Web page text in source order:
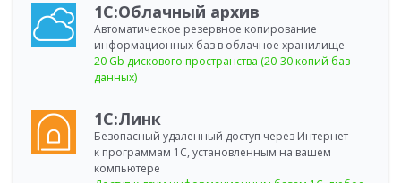
1С:Облачный архив
Автоматическое резервное копирование
информационных баз в облачное хранилище
20 Gb дискового пространства (20-30 копий баз
данных)
1С:Линк
Безопасный удаленный доступ через Интернет
к программам 1С, установленным на вашем
компьютере